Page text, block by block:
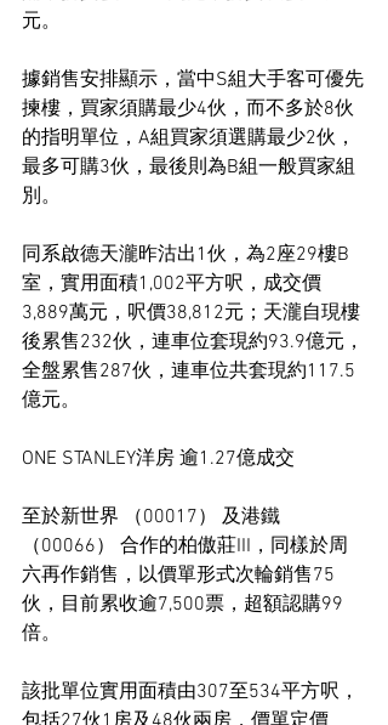
元。
據銷售安排顯示，當中S組大手客可優先
揀樓，買家須購最少4伙，而不多於8伙
的指明單位，A組買家須選購最少2伙，
最多可購3伙，最後則為B組一般買家組
別。
同系啟德天瀧昨沽出1伙，為2座29樓B
室，實用面積1,002平方呎，成交價
3,889萬元，呎價38,812元；天瀧自現樓
後累售232伙，連車位套現約93.9億元，
全盤累售287伙，連車位共套現約117.5
億元。
ONE STANLEY洋房 逾1.27億成交
至於新世界 （00017） 及港鐵
（00066） 合作的柏傲莊III，同樣於周
六再作銷售，以價單形式次輪銷售75
伙，目前累收逾7,500票，超額認購99
倍。
該批單位實用面積由307至534平方呎，